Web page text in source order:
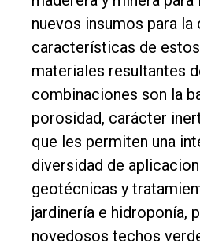
Inicio
Tendencia
Int.
General
Política
Cultura
Entrevistas
Rural
Deportes
nuevos insumos para
características de
materiales resultantes
combinaciones son la
porosidad, carácter
que les permiten una
diversidad de
geotécnicas y
jardinería e hidroponía,
novedosos techos